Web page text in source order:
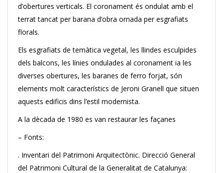
d’obertures verticals. El coronament és ondulat amb el
terrat tancat per barana d’obra ornada per esgrafiats
florals.
Els esgrafiats de temàtica vegetal, les llindes esculpides
dels balcons, les línies ondulades al coronament ia les
diverses obertures, les baranes de ferro forjat, són
elements molt característics de Jeroni Granell que situen
aquests edificis dins l’estil modernista.
A la dècada de 1980 es van restaurar les façanes
– Fonts:
. Inventari del Patrimoni Arquitectònic. Direcció General
del Patrimoni Cultural de la Generalitat de Catalunya: